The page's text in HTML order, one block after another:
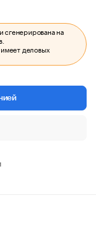
сгенерирована на
деловых